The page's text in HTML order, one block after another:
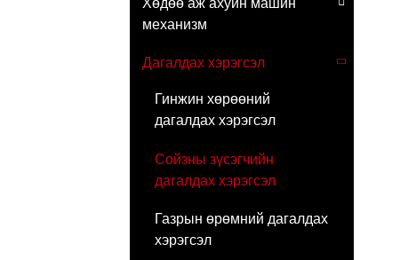
механизм
Дагалдах хэрэгсэл
Гинжин хөрөөний
дагалдах хэрэгсэл
Сойзны зүсэгчийн
дагалдах хэрэгсэл
Газрын өрөмний дагалдах
хэрэгсэл